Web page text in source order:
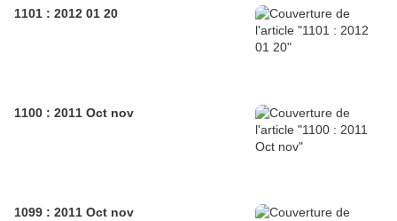
1101 : 2012 01 20
1100 : 2011 Oct nov
1099 : 2011 Oct nov